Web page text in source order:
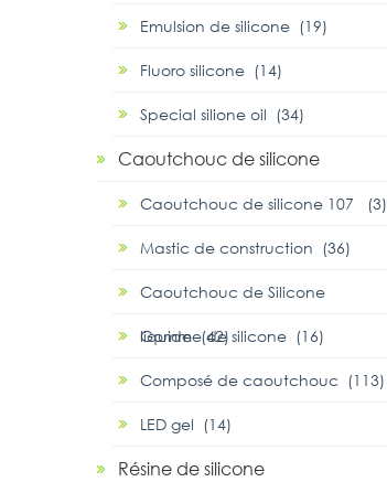
Emulsion de silicone (19)
Fluoro silicone (14)
Special silione oil (34)
Caoutchouc de silicone
Caoutchouc de silicone 107 (3)
Mastic de construction (36)
Caoutchouc de Silicone
liquide (42)
Gomme de silicone (16)
Composé de caoutchouc (113)
LED gel (14)
Résine de silicone